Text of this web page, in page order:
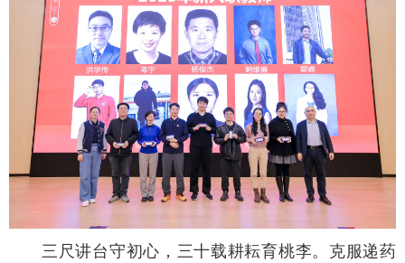
三尺讲台守初心，三十载耕耘育桃李。克服递药